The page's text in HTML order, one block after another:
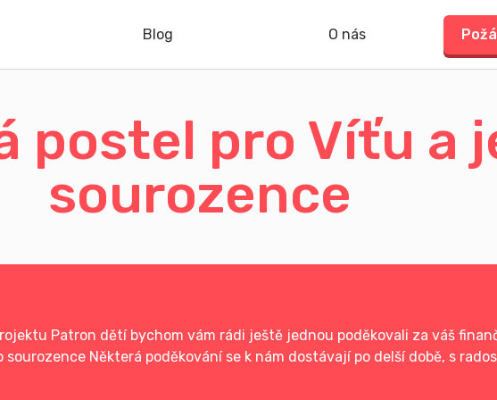
Blog O nás
postel pro Víťu a
sourozence
Patron dětí bychom vám rádi ještě jednou poděkovali za váš
Některá poděkování se k nám dostávají po delší době, s